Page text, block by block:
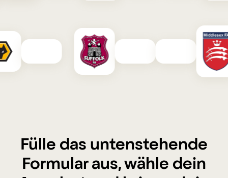
Fülle das untenstehende
Formular aus, wähle dein